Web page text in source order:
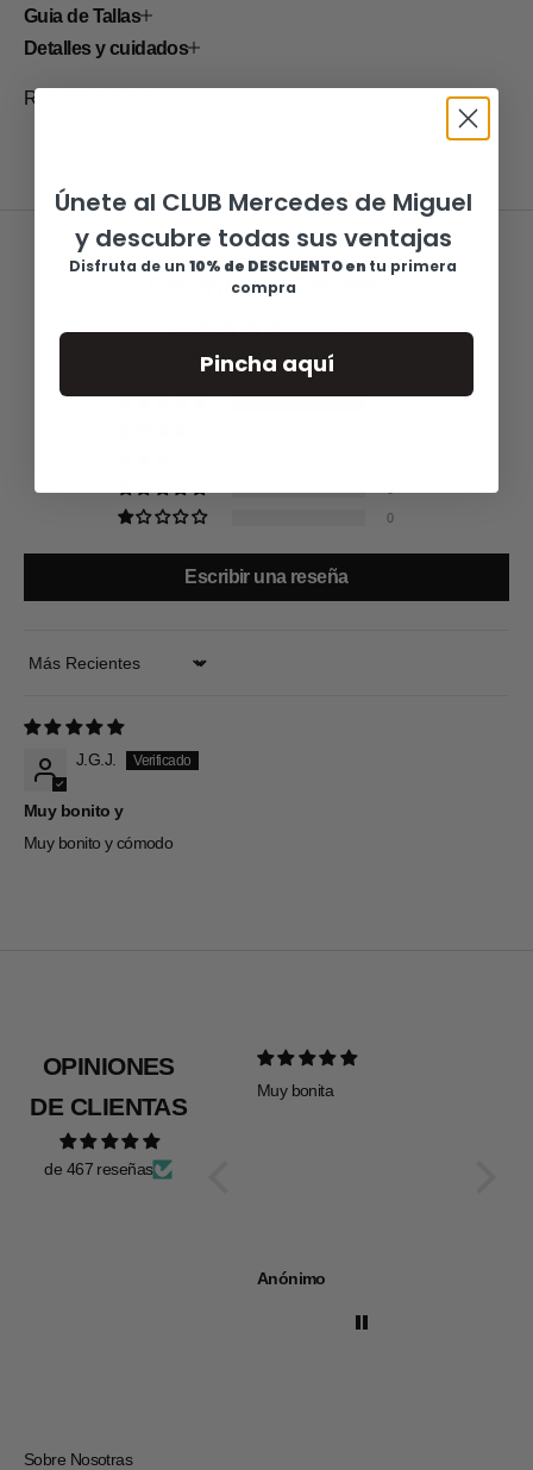
Guia de Tallas
Detalles y cuidados
Ref: 35P615-PP
Reseñas de Clientes
5.00 de 5
Basado en 1 reseña
0
Escribir una reseña
Sort by
J.G.J.
Muy bonito y
Muy bonito y cómodo
OPINIONES
DE CLIENTAS
de 467 reseñas
Muy bonita
Anónimo
Sobre Nosotras
Únete al CLUB Mercedes de Miguel
y descubre todas sus ventajas
Disfruta de un 10% de DESCUENTO en tu primera
compra
Pincha aquí